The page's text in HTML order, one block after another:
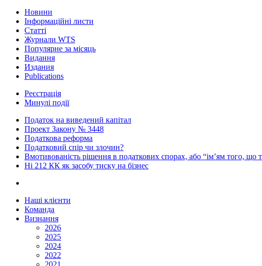
Новини
Інформаційні листи
Статті
Журнали WTS
Популярне за місяць
Видання
Издания
Publications
Реєстрація
Минулі події
Податок на виведений капітал
Проект Закону № 3448
Податкова реформа
Податковий спір чи злочин?
Вмотивованість рішення в податкових спорах, або “ім’ям того, що
Ні 212 КК як засобу тиску на бізнес
Наші клієнти
Команда
Визнання
2026
2025
2024
2022